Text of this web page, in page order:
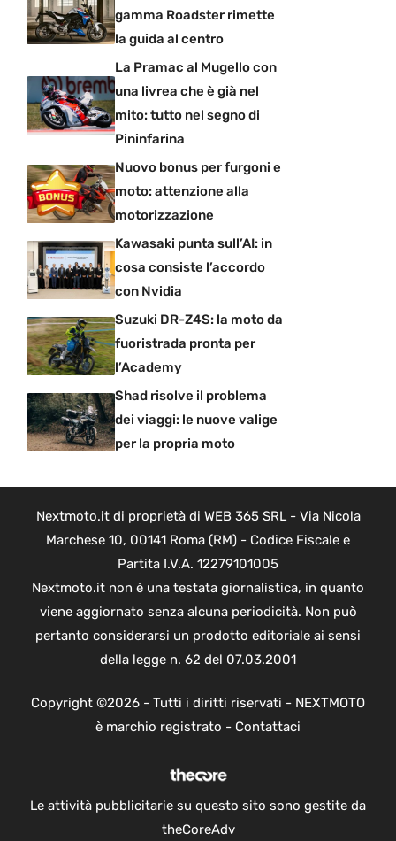
gamma Roadster rimette
la guida al centro
La Pramac al Mugello con
una livrea che è già nel
mito: tutto nel segno di
Pininfarina
Nuovo bonus per furgoni e
moto: attenzione alla
motorizzazione
Kawasaki punta sull’AI: in
cosa consiste l’accordo
con Nvidia
Suzuki DR-Z4S: la moto da
fuoristrada pronta per
l’Academy
Shad risolve il problema
dei viaggi: le nuove valige
per la propria moto
Nextmoto.it di proprietà di WEB 365 SRL - Via Nicola
Marchese 10, 00141 Roma (RM) - Codice Fiscale e
Partita I.V.A. 12279101005
Nextmoto.it non è una testata giornalistica, in quanto
viene aggiornato senza alcuna periodicità. Non può
pertanto considerarsi un prodotto editoriale ai sensi
della legge n. 62 del 07.03.2001
Copyright ©2026 - Tutti i diritti riservati - NEXTMOTO
è marchio registrato - Contattaci
Le attività pubblicitarie su questo sito sono gestite da
theCoreAdv